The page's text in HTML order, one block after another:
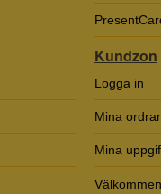
Kundzon
Logga in
Mina ordrar
Mina